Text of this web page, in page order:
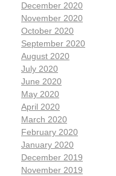
December 2020
November 2020
October 2020
September 2020
August 2020
July 2020
June 2020
May 2020
April 2020
March 2020
February 2020
January 2020
December 2019
November 2019